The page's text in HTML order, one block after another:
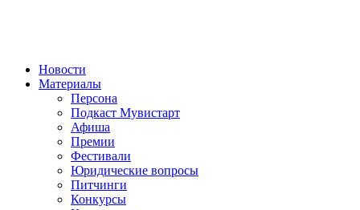
Новости
Материалы
Персона
Подкаст Мувистарт
Афиша
Премии
Фестивали
Юридические вопросы
Питчинги
Конкурсы